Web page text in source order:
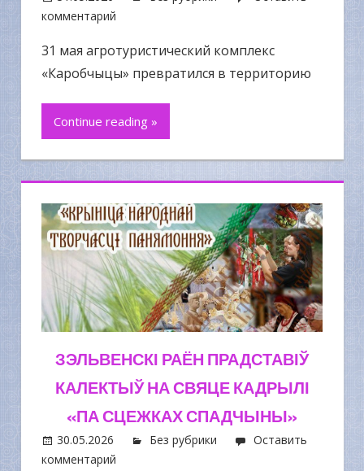
комментарий
31 мая агротуристический комплекс
«Каробчыцы» превратился в территорию
Continue reading »
ЗЭЛЬВЕНСКІ РАЁН ПРАДСТАВІЎ
КАЛЕКТЫЎ НА СВЯЦЕ КАДРЫЛІ
«ПА СЦЕЖКАХ СПАДЧЫНЫ»
30.05.2026 Без рубрики
Оставить
комментарий